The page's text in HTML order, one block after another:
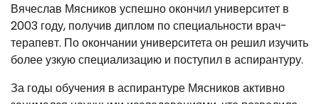
Вячеслав Мясников успешно окончил университет в
2003 году, получив диплом по специальности врач-
терапевт. По окончании университета он решил изучить
более узкую специализацию и поступил в аспирантуру.
За годы обучения в аспирантуре Мясников активно